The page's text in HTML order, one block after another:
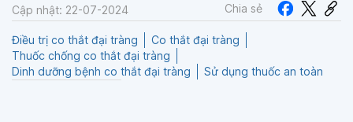
Cập nhật: 22-07-2024 Chia sẻ
Điều trị co thắt đại tràng
Co thắt đại tràng
Thuốc chống co thắt đại tràng
Dinh dưỡng bệnh co thắt đại tràng
Sử dụng thuốc an toàn